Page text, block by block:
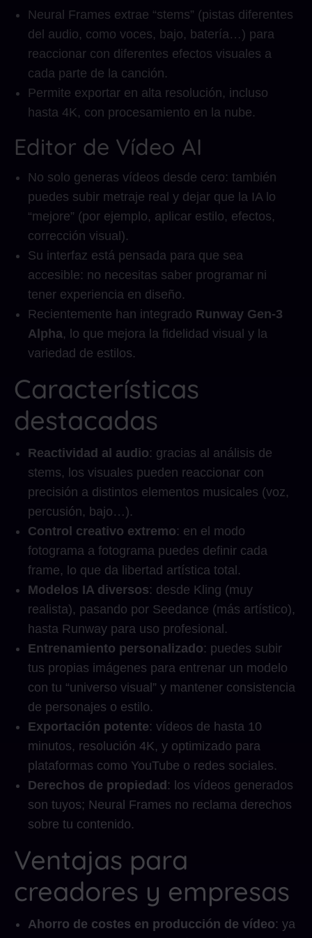
Neural Frames extrae “stems” (pistas diferentes
del audio, como voces, bajo, batería…) para
reaccionar con diferentes efectos visuales a
cada parte de la canción.
Permite exportar en alta resolución, incluso
hasta 4K, con procesamiento en la nube.
Editor de Vídeo AI
No solo generas vídeos desde cero: también
puedes subir metraje real y dejar que la IA lo
“mejore” (por ejemplo, aplicar estilo, efectos,
corrección visual).
Su interfaz está pensada para que sea
accesible: no necesitas saber programar ni
tener experiencia en diseño.
Recientemente han integrado Runway Gen-3
Alpha, lo que mejora la fidelidad visual y la
variedad de estilos.
Características
destacadas
Reactividad al audio: gracias al análisis de
stems, los visuales pueden reaccionar con
precisión a distintos elementos musicales (voz,
percusión, bajo…).
Control creativo extremo: en el modo
fotograma a fotograma puedes definir cada
frame, lo que da libertad artística total.
Modelos IA diversos: desde Kling (muy
realista), pasando por Seedance (más artístico),
hasta Runway para uso profesional.
Entrenamiento personalizado: puedes subir
tus propias imágenes para entrenar un modelo
con tu “universo visual” y mantener consistencia
de personajes o estilo.
Exportación potente: vídeos de hasta 10
minutos, resolución 4K, y optimizado para
plataformas como YouTube o redes sociales.
Derechos de propiedad : los vídeos generados
son tuyos; Neural Frames no reclama derechos
sobre tu contenido.
Ventajas para
creadores y empresas
Ahorro de costes en producción de vídeo: ya